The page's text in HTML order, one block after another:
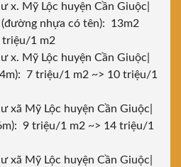
x. Mỹ Lộc huyện Cần Giuộc|
nhựa có tên): 13m2
triệu/1 m2
x. Mỹ Lộc huyện Cần Giuộc|
7 triệu/1 m2 ~> 10 triệu/1
xã Mỹ Lộc huyện Cần Giuộc|
9 triệu/1 m2 ~> 14 triệu/1
xã Mỹ Lộc huyện Cần Giuộc|